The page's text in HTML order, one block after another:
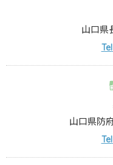
山口県
Tel
山口県防
Tel